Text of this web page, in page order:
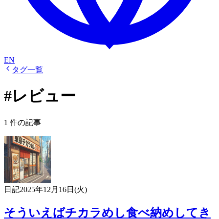
EN
タグ一覧
#レビュー
1 件の記事
日記2025年12月16日(火)
そういえばチカラめし食べ納めしてき